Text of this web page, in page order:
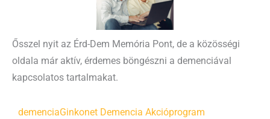
Ősszel nyit az Érd-Dem Memória Pont, de a közösségi
oldala már aktív, érdemes böngészni a demenciával
kapcsolatos tartalmakat.
demenciaGinkonet Demencia Akcióprogram